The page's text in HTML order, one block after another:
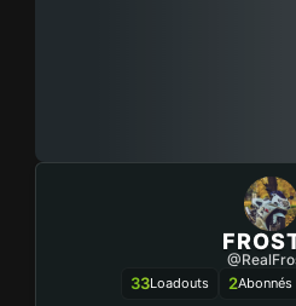
33Loadouts 2Abonnés